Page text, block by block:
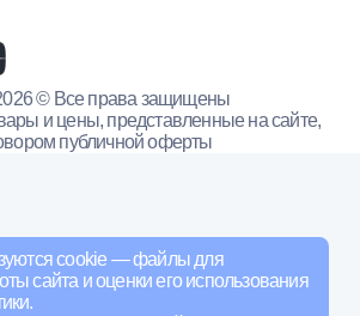
cookie — файлы для
сайта и оценки его использования
© Все права защищены
и цены, представленные на сайте,
публичной оферты